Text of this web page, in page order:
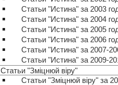
Статьи "Истина" за 2003
Статьи "Истина" за 2004
Статьи "Истина" за 2005
Статьи "Истина" за 2006
Статьи "Истина" за 2007-
Статьи "Истина" за 2009-
Статьи "Зміцнюй віру"
Статьи "Зміцнюй віру" за